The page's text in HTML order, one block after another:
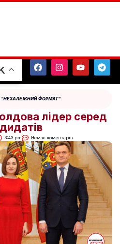
"НЕЗАЛЕЖНИЙ ФОРМАТ"
лідер серед
3:43 pm Немає коментарів